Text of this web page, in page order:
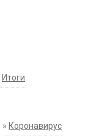
Итоги
» Коронавирус